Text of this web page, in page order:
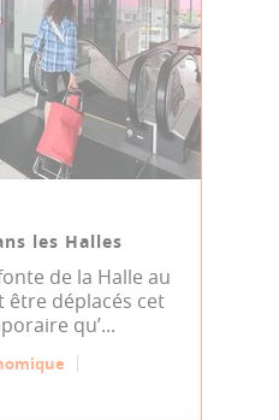
les Halles
de la Halle au
être déplacés cet
qu’...